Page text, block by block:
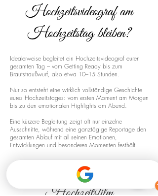
Hochzeitsvideograf am
Hochzeitstag bleiben?
Idealerweise begleitet ein Hochzeitsvideograf euren
gesamten Tag – vom Getting Ready bis zum
Brautstraußwurf, also etwa 10–15 Stunden.
Nur so entsteht eine wirklich vollständige Geschichte
eures Hochzeitstages: vom ersten Moment am Morgen
bis zu den emotionalen Highlights am Abend.
Eine kürzere Begleitung zeigt oft nur einzelne
Ausschnitte, während eine ganztägige Reportage den
gesamten Ablauf mit all seinen Emotionen,
Entwicklungen und besonderen Momenten festhält.
Drohnenaufnahmen für euren